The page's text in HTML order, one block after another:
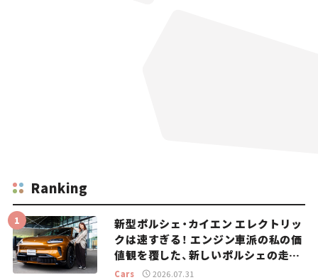
Ranking
新型ポルシェ・カイエン エレクトリッ
クは速すぎる！ エンジン車派の私の価
値観を覆した、新しいポルシェの走
り。
Cars 2026.07.31